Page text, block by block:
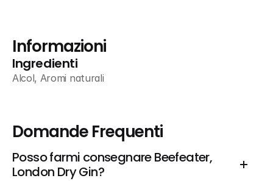
Informazioni
Ingredienti
Alcol, Aromi naturali
Domande Frequenti
Posso farmi consegnare Beefeater,
London Dry Gin?